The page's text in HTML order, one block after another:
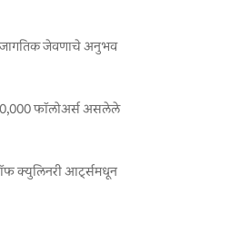
जागतिक जेवणाचे अनुभव
फॉलोअर्स असलेले
क्युलिनरी आर्ट्समधून